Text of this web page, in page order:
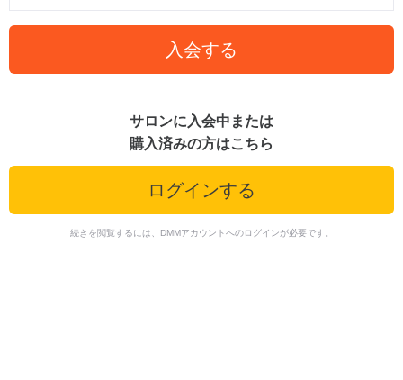
入会する
サロンに入会中または
購入済みの方はこちら
ログインする
続きを閲覧するには、DMMアカウントへのログインが必要です。